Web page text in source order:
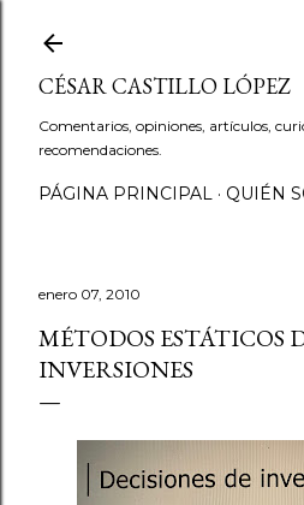
CÉSAR CASTILLO LÓPEZ
Comentarios, opiniones, artículos,
recomendaciones.
PÁGINA PRINCIPAL QUIÉN
enero 07, 2010
MÉTODOS ESTÁTICOS
INVERSIONES